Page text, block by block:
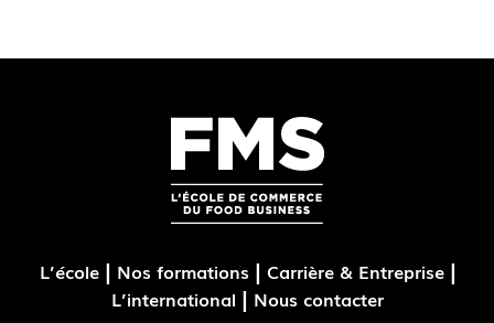
L’école| Nos formations | Carrière & Entreprise|
L’international | Nous contacter